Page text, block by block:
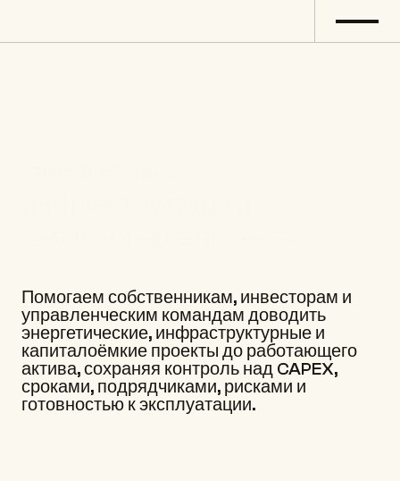
Помогаем собственникам, инвесторам и
управленческим командам доводить
энергетические, инфраструктурные и
капиталоёмкие проекты до работающего
актива, сохраняя контроль над CAPEX,
сроками, подрядчиками, рисками и
готовностью к эксплуатации.